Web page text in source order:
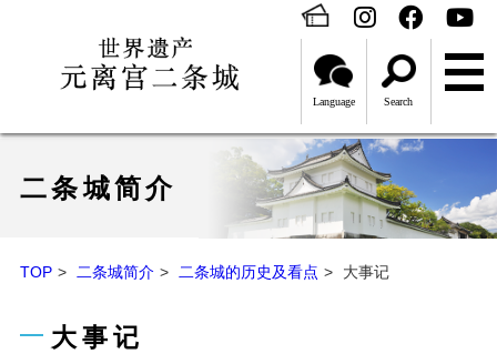
Language Search
二条城简介
TOP 二条城简介 二条城的历史及看点 大事记
大事记